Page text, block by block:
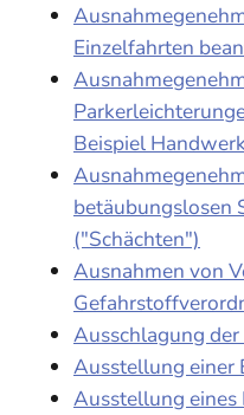
Einzelfahrten
Beispiel
betäubungslosen
("Schächten")
Ausnahmen von
Ausschlagung
Ausstellung einer
Ausstellung eines